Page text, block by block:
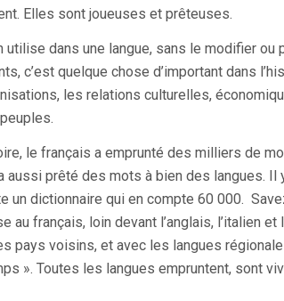
Elles sont joueuses et prêteuses.
utilise dans une langue, sans le modifier ou
c’est quelque chose d’important dans
les relations culturelles,
le français a emprunté des milliers de
aussi prêté des mots à bien des langues. Il
un dictionnaire qui en compte 60 000.
au français, loin devant l’anglais, l’italien et
pays voisins, et avec les langues
». Toutes les langues empruntent, sont